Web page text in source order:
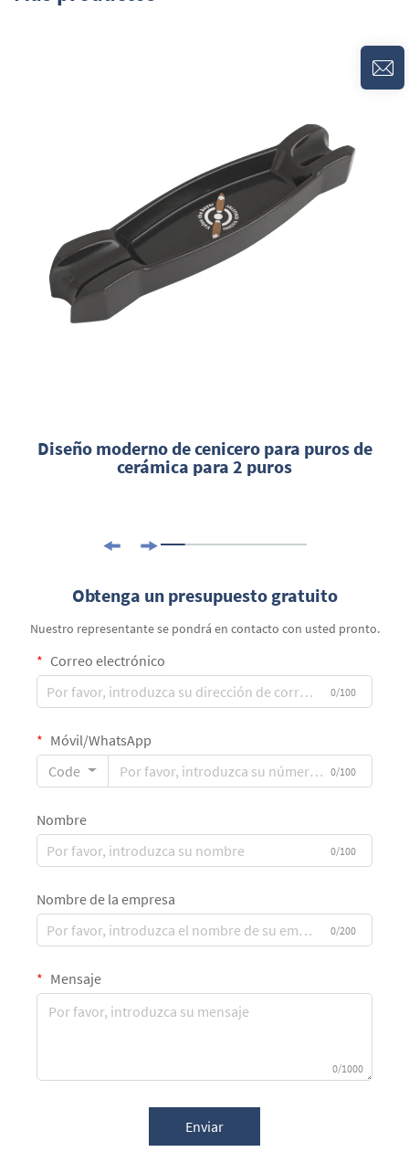
Diseño moderno de cenicero para puros de
cerámica para 2 puros
Obtenga un presupuesto gratuito
Nuestro representante se pondrá en contacto con usted pronto.
Correo electrónico
0/100
Móvil/WhatsApp
Code
0/100
Nombre
0/100
Nombre de la empresa
0/200
Mensaje
0/1000
Enviar